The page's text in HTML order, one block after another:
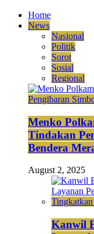
Home
News
Nasional
Politik
Sorot
Sosial
Regional
Menko
Tindakan
Bendera
August 2, 2025
Kanwil